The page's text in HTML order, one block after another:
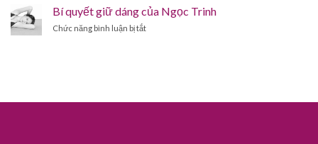
Mịn
Phân
chi
lượng
giấc
ngủ
Bí quyết giữ dáng của Ngọc Trinh
Chức năng bình luận bị tắtở